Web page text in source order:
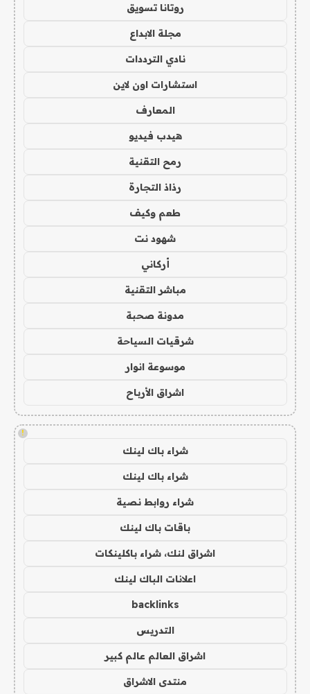
روتانا تسويق
مجلة الابداع
نادي الترددات
استشارات اون لاين
المعارف
هيدب فيديو
رمح التقنية
رذاذ التجارة
طعم وكيف
شهود نت
أركاني
مباشر التقنية
مدونة صحبة
شرقيات السياحة
موسوعة انوار
اشراق الأرباح
!
شراء باك لينك
شراء باك لينك
شراء روابط نصية
باقات باك لينك
اشراق لنك، شراء باكلينكات
اعلانات الباك لينك
backlinks
التدريس
اشراق العالم عالم كبير
منتدى الاشراق